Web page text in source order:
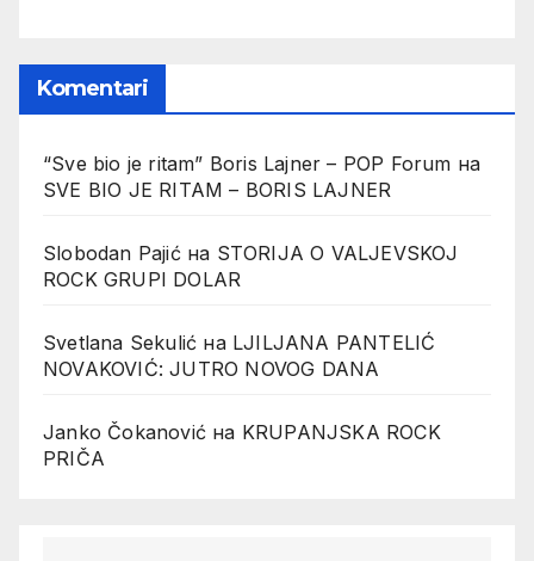
Komentari
“Sve bio je ritam” Boris Lajner – POP Forum на
SVE BIO JE RITAM – BORIS LAJNER
Slobodan Pajićна STORIJA O VALJEVSKOJ
ROCK GRUPI DOLAR
Svetlana Sekulić на LJILJANA PANTELIĆ
NOVAKOVIĆ: JUTRO NOVOG DANA
Janko Čokanović на KRUPANJSKA ROCK
PRIČA